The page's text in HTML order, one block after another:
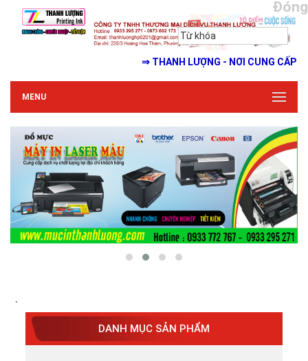
Đóng
⇒ THANH LƯỢNG - NƠI CUNG CẤP MỰC IN
MENU
`
DANH MỤC SẢN PHẨM